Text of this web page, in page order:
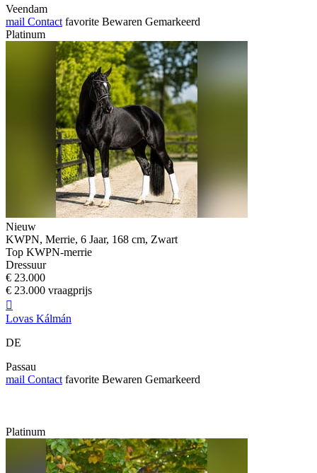
Veendam
mail Contact favorite Bewaren Gemarkeerd
Platinum
Nieuw
KWPN, Merrie, 6 Jaar, 168 cm, Zwart
Top KWPN-merrie
Dressuur
€ 23.000
€ 23.000 vraagprijs

Lovas Kálmán
DE
Passau
mail Contact favorite Bewaren Gemarkeerd
Platinum